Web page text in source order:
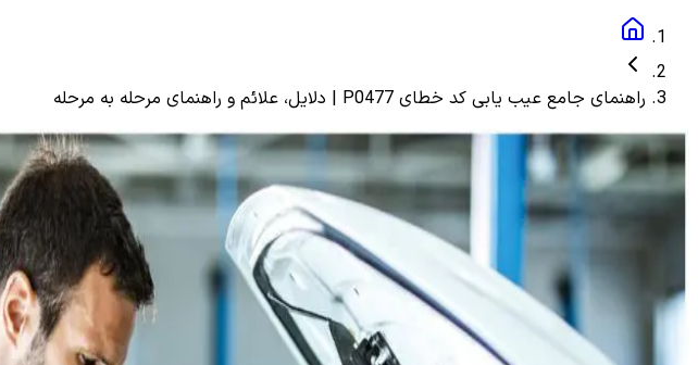
راهنمای جامع عیب یابی کد خطای P0477 | دلایل، علائم و راهنمای مرحله به مرحله